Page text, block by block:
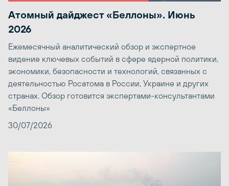
Атомный дайджест «Беллоны». Июнь
2026
Ежемесячный аналитический обзор и экспертное
видение ключевых событий в сфере ядерной политики,
экономики, безопасности и технологий, связанных с
деятельностью Росатома в России, Украине и других
странах. Обзор готовится экспертами-консультантами
«Беллоны»
30/07/2026